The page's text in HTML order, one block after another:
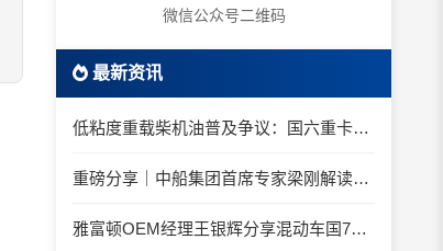
微信公众号二维码
最新资讯
低粘度重载柴机油普及争议：国六重卡长期山区重载工况是否适合0W-20柴油机油？
重磅分享｜中船集团首席专家梁刚解读船舶动力润滑需求
雅富顿OEM经理王银辉分享混动车国7后处理系统的润滑油要求